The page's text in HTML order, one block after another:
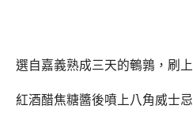
選自嘉義熟成三天的鵪鶉，刷上
紅酒醋焦糖醬後噴上八角威士忌